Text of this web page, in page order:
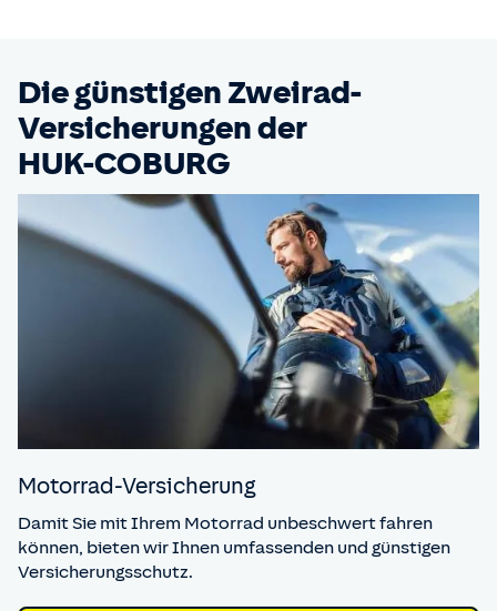
Die günstigen Zweirad-
Versicherungen der
HUK-COBURG
Motorrad-Versicherung
Damit Sie mit Ihrem Motorrad unbeschwert fahren
können, bieten wir Ihnen umfassenden und günstigen
Versicherungsschutz.